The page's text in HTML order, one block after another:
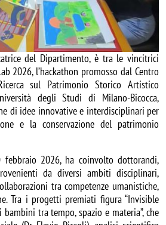
del Dipartimento, è tra le vincitrici
2026, l’hackathon promosso dal Centro
sul Patrimonio Storico Artistico
degli Studi di Milano-Bicocca,
di idee innovative e interdisciplinari per
e la conservazione del patrimonio
febbraio 2026, ha coinvolto dottorandi,
da diversi ambiti disciplinari,
tra competenze umanistiche,
Tra i progetti premiati figura “Invisible
bambini tra tempo, spazio e materia”, che